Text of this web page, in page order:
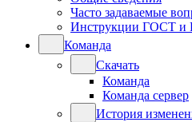
Часто задаваемые
Инструкции ГОСТ и
Команда
Скачать
Команда
Команда сервер
История